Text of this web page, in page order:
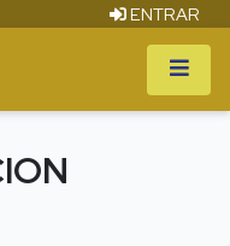
ENTRAR